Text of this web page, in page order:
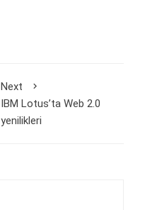
Next
IBM Lotus’ta Web 2.0
yenilikleri